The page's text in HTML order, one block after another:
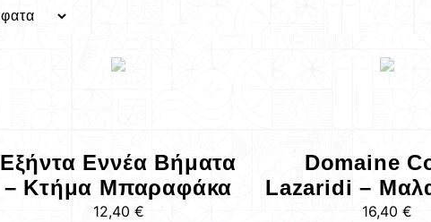
Εξήντα Εννέα Βήματα
– Κτήμα Μπαραφάκα
12,40 €
Domaine
Lazaridi –
16,40 €